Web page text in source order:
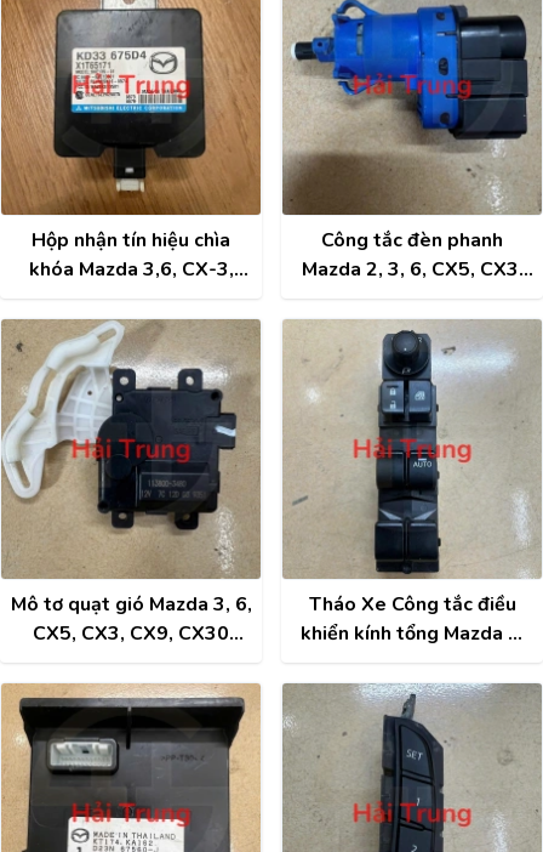
Hộp nhận tín hiệu chìa
khóa Mazda 3,6, CX-3,
Xe KD33675D4
Công tắc đèn phanh
Mazda 2, 3, 6, CX5, CX3,
BN7N-66-490A
Mô tơ quạt gió Mazda 3, 6,
CX5, CX3, CX9, CX30
Tháo Xe Công tắc điều
khiển kính tổng Mazda 2,